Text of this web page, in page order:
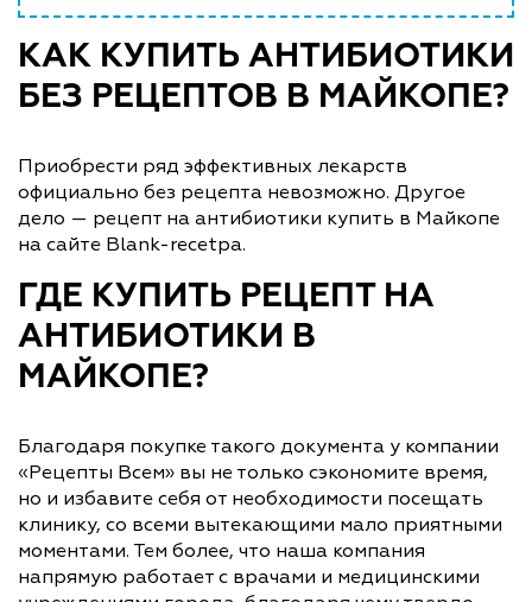
КАК КУПИТЬ АНТИБИОТИКИ
БЕЗ РЕЦЕПТОВ В МАЙКОПЕ?
Приобрести ряд эффективных лекарств
официально без рецепта невозможно. Другое
дело — рецепт на антибиотики купить в Майкопе
на сайте Blank-recetpa.
ГДЕ КУПИТЬ РЕЦЕПТ НА
АНТИБИОТИКИ В
МАЙКОПЕ?
Благодаря покупке такого документа у компании
«Рецепты Всем» вы не только сэкономите время,
но и избавите себя от необходимости посещать
клинику, со всеми вытекающими мало приятными
моментами. Тем более, что наша компания
напрямую работает с врачами и медицинскими